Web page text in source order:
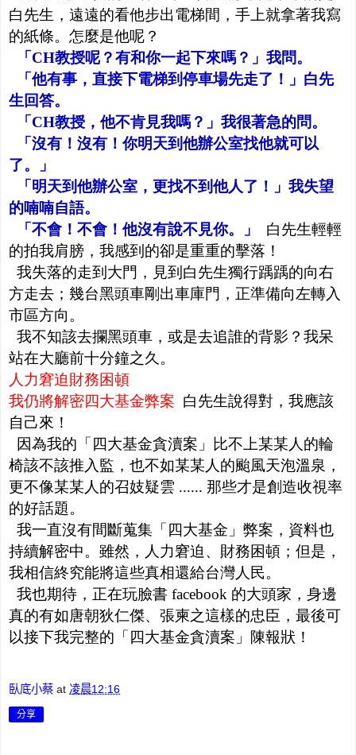
白先生，遠遠的看他步出電梯間，手上就拿著我寫
的紙條。怎麼是他呢？
「CH教授呢？有和你一起下來嗎？」我問。
「他有事，直接下電梯到停車場先走了！」白先
生回答。
「CH教授，他不肯見我嗎？」我很著急的問。
「沒有！沒有！你明天到他辦公室找他就可以
了。」
「明天到他辦公室，更找不到他人了！」我失望
的喃喃自語。
「不會！不會！他沒有說不見你。」
白先生輕輕
的拍我肩膀，我感到的卻是重重的擊落！
我失落的走到大門，見到白先生獨行踽踽的向右
方走去；幾台黑頭車剛出車庫門，正準備向左轉入
市區方向。
我不知該去攔黑頭車，或是去追誰的背影？我呆
站在大廳前十分鐘之久。
人力窘迫財務困頓
我仍將解密四大基金弊案 白先生說得對，我應該
自己來！
因為我的「四大基金貪瀆案」比不上某某人的輪
椅該不該推入監，也不如某某人的颱風天泡溫泉，
更不像某某人的召妓疑雲 ...... 那些才是創造收視率
的好話題。
我一直沒有間斷蒐集「四大基金」弊案，資料也
持續解密中。雖然，人力窘迫、財務困頓；但是，
我相信終究能將這些真相還給台灣人民。
我也期待，正在玩臉書 facebook 的大頭家，身邊
真的有如唐朝狄仁傑、張柬之這樣的忠臣，最後可
以接下我完整的「四大基金貪瀆案」陳報狀！
臥底小蔡 at 凌晨12:16
分享